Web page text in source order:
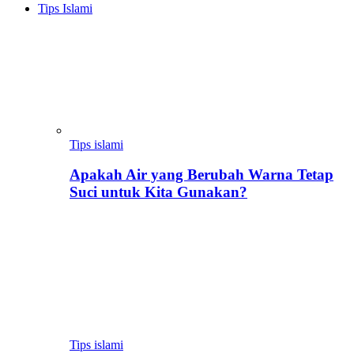
Tips Islami
Tips islami
Apakah Air yang Berubah Warna Tetap
Suci untuk Kita Gunakan?
Tips islami